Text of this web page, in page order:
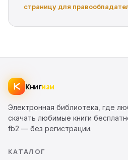
страницу для
Книгизм
Электронная библиотека, где
скачать любимые книги
fb2 — без регистрации.
КАТАЛОГ